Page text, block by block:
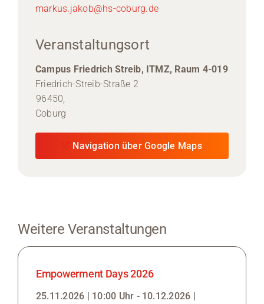
markus.jakob@hs-coburg.de
Veranstaltungsort
Campus Friedrich Streib, ITMZ, Raum 4-019
Friedrich-Streib-Straße 2
96450,
Coburg
Navigation über Google Maps
Weitere Veranstaltungen
Empowerment Days 2026
25.11.2026 | 10:00 Uhr - 10.12.2026 |